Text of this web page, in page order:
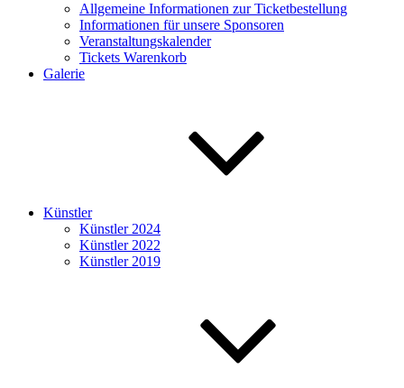
Allgemeine Informationen zur Ticketbestellung
Informationen für unsere Sponsoren
Veranstaltungskalender
Tickets Warenkorb
Galerie
Künstler
Künstler 2024
Künstler 2022
Künstler 2019